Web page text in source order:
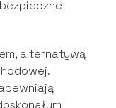
alternatywą